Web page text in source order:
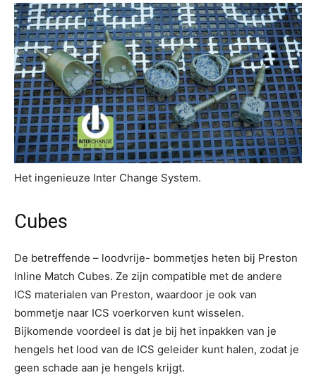
Het ingenieuze Inter Change System.
Cubes
De betreffende – loodvrije- bommetjes heten bij Preston
Inline Match Cubes. Ze zijn compatible met de andere
ICS materialen van Preston, waardoor je ook van
bommetje naar ICS voerkorven kunt wisselen.
Bijkomende voordeel is dat je bij het inpakken van je
hengels het lood van de ICS geleider kunt halen, zodat je
geen schade aan je hengels krijgt.